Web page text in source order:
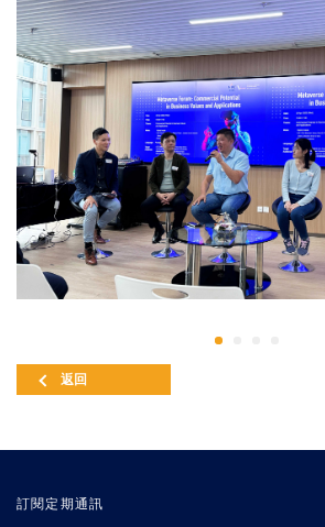
返回
訂閱定期通訊